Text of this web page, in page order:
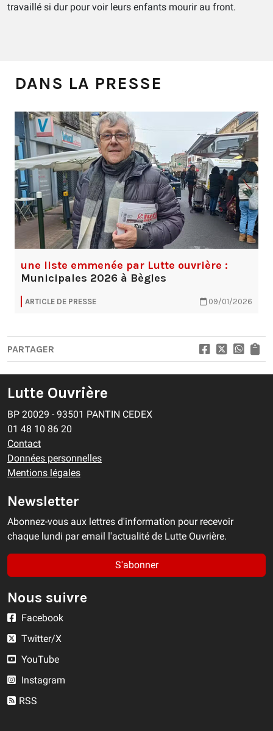
travaillé si dur pour voir leurs enfants mourir au front.
DANS LA PRESSE
une liste emmenée par Lutte ouvrière :
Municipales 2026 à Bègles
ARTICLE DE PRESSE 09/01/2026
PARTAGER
Lutte Ouvrière
BP 20029 - 93501 PANTIN CEDEX
01 48 10 86 20
Contact
Données personnelles
Mentions légales
Newsletter
Abonnez-vous aux lettres d'information pour recevoir
chaque lundi par email l'actualité de Lutte Ouvrière.
S'abonner
Nous suivre
Facebook
Twitter/X
YouTube
Instagram
RSS